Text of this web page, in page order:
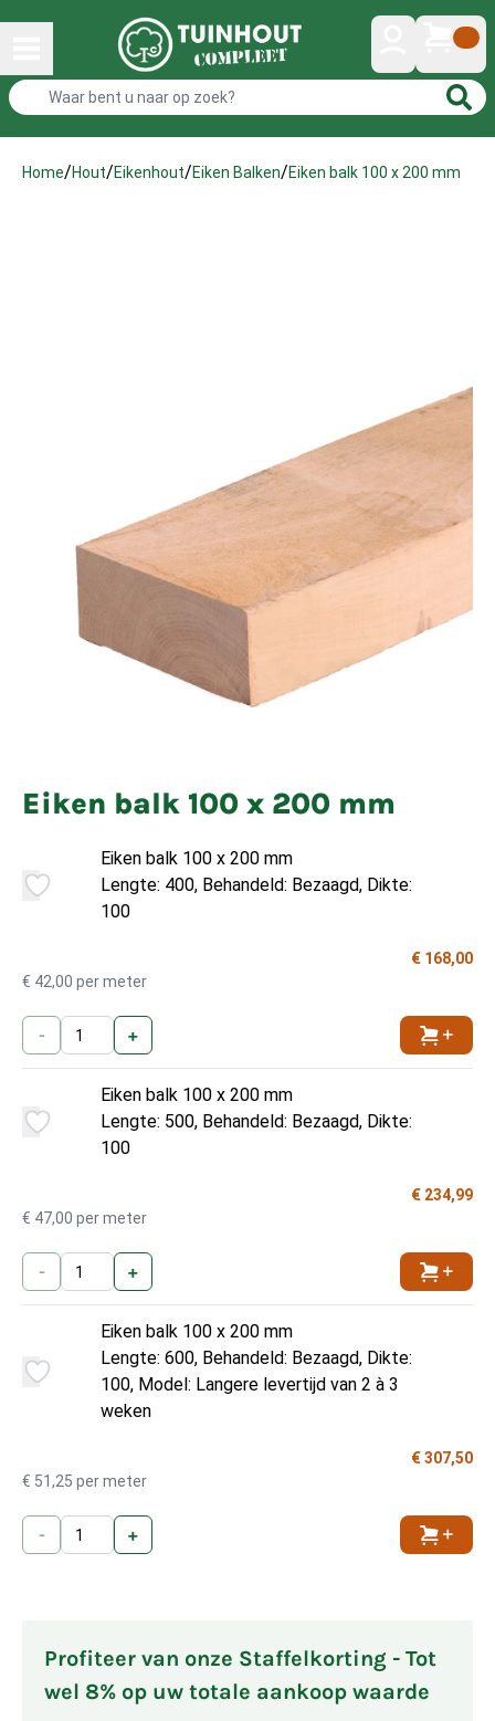
Home/Hout/Eikenhout/Eiken Balken/Eiken balk 100 x 200 mm
Eiken balk 100 x 200 mm
Eiken balk 100 x 200 mm
Lengte: 400, Behandeld: Bezaagd, Dikte:
100
€ 168,00
€ 42,00 per meter
- +
Eiken balk 100 x 200 mm
Lengte: 500, Behandeld: Bezaagd, Dikte:
100
€ 234,99
€ 47,00 per meter
- +
Eiken balk 100 x 200 mm
Lengte: 600, Behandeld: Bezaagd, Dikte:
100, Model: Langere levertijd van 2 à 3
weken
€ 307,50
€ 51,25 per meter
- +
Profiteer van onze Staffelkorting - Tot
wel 8% op uw totale aankoop waarde